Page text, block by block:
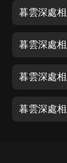
暮雲深處
暮雲深處